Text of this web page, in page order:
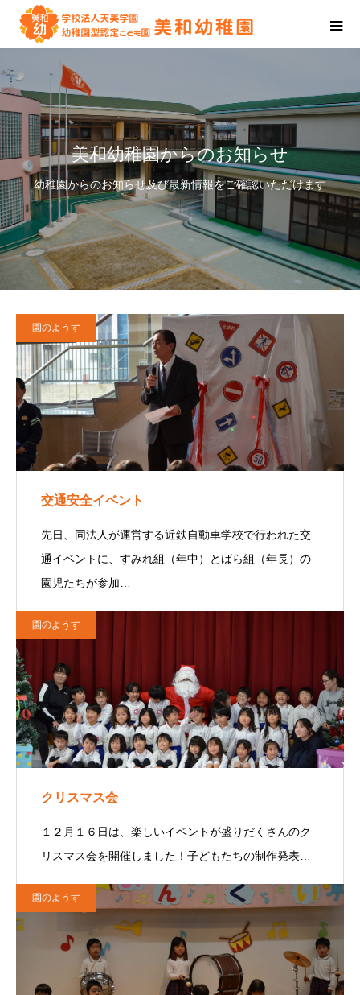
美和幼稚園からのお知らせ
幼稚園からのお知らせ及び最新情報をご確認いただけます
園のようす
交通安全イベント
先日、同法人が運営する近鉄自動車学校で行われた交
通イベントに、すみれ組（年中）とばら組（年長）の
園児たちが参加…
園のようす
クリスマス会
１２月１６日は、楽しいイベントが盛りだくさんのク
リスマス会を開催しました！子どもたちの制作発表…
園のようす